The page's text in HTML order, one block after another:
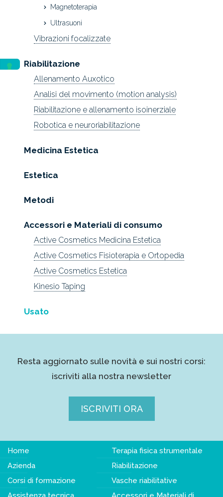
Magnetoterapia
Ultrasuoni
Vibrazioni focalizzate
Riabilitazione
Allenamento Auxotico
Analisi del movimento (motion analysis)
Riabilitazione e allenamento isoinerziale
Robotica e neuroriabilitazione
Medicina Estetica
Estetica
Metodi
Accessori e Materiali di consumo
Active Cosmetics Medicina Estetica
Active Cosmetics Fisioterapia e Ortopedia
Active Cosmetics Estetica
Kinesio Taping
Usato
Resta aggiornato sulle novità e sui nostri corsi:
iscriviti alla nostra newsletter
ISCRIVITI ORA
Home
Azienda
Corsi di formazione
Terapia fisica strumentale
Riabilitazione
Vasche riabilitative